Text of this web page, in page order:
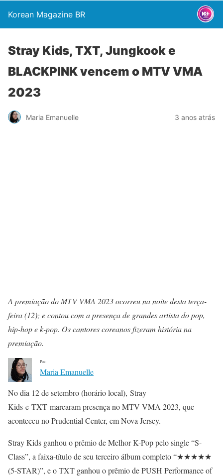
Korean Magazine BR
Stray Kids, TXT, Jungkook e
BLACKPINK vencem o MTV VMA
2023
Maria Emanuelle 3 anos atrás
A premiação do MTV VMA 2023 ocorreu na noite desta terça-
feira (12); e contou com a presença de grandes artista do pop,
hip-hop e k-pop. Os cantores coreanos fizeram história na
premiação.
Por:
Maria Emanuelle
No dia 12 de setembro (horário local), Stray
Kids e TXT marcaram presença no MTV VMA 2023, que
aconteceu no Prudential Center, em Nova Jersey.
Stray Kids ganhou o prêmio de Melhor K-Pop pelo single “S-
Class”, a faixa-título de seu terceiro álbum completo “★★★★★
(5-STAR)”, e o TXT ganhou o prêmio de PUSH Performance of